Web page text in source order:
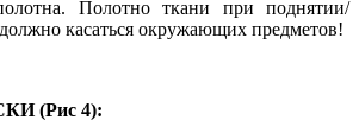
Полотно ткани при поднятии/
касаться окружающих предметов!
(Рис 4):